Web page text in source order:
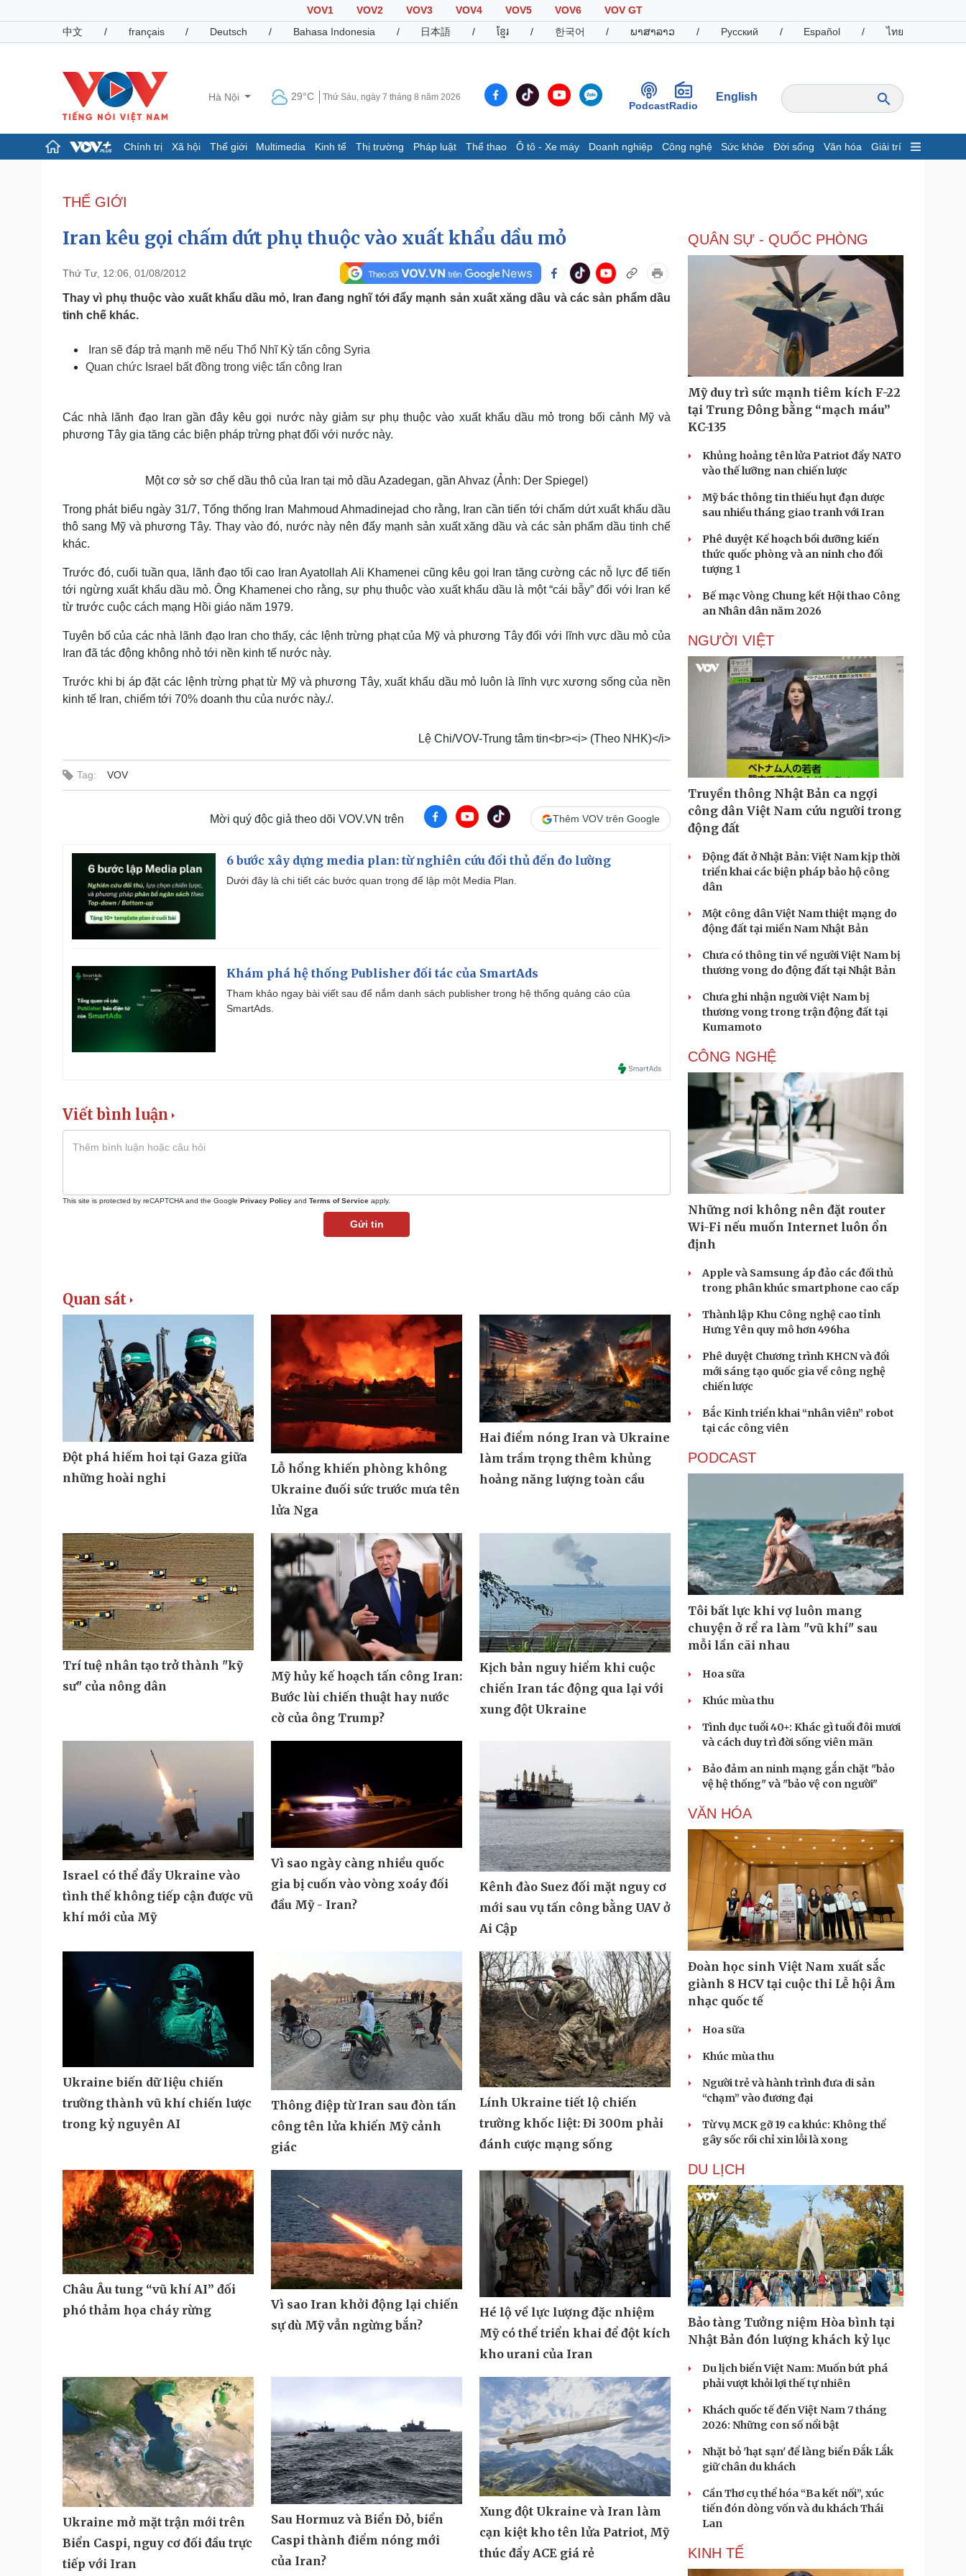
VOV1 VOV2 VOV3 VOV4 VOV5 VOV6
VOV GT
中文
/ français / Deutsch / Bahasa Indonesia / 日本語 / ខ្មែរ / 한국어 / ພາສາລາວ / Русский / Español / ไทย
Hà Nội 29°C Thứ Sáu, ngày 7 tháng 8 năm 2026
PodcastRadio
English
Chính trị Xã hội Thế giới Multimedia Kinh tế Thị trường Pháp luật Thể thao Ô tô - Xe máy Doanh nghiệp Công nghệ Sức khỏe Đời sống Văn hóa Giải trí
Đảng
Tổ chức nhân sự
Nhận diện sự thật
Giáo dục
Dấu ấn VOV
E-Magazine
Infographic
Chứng khoán
Giá cà phê
Pháp luật
Vụ án
Tư vấn luật
Quân sự - Quốc phòng
Phân tích
Thể thao
Thế giới thể thao
Ô tô - Xe máy
Doanh nghiệp
Doanh nghiệp 24h
Công nghệ
Sành điệu
Tin Công nghệ
Trải nghiệm
Chuyển đổi số
Dinh dưỡng - món ngon
Cây thuốc
Phòng mạch online
Ăn sạch sống khỏe
Nhà đẹp
Blog
Sân khấu - Điện ảnh
Văn học
Nghệ sĩ
Tư vấn
Podcast
Câu chuyện thời sự
Cửa sổ tình yêu
Kể chuyện cho bé
Hạt giống tâm hồn
Cải chính
THẾ GIỚI
Iran kêu gọi chấm dứt phụ thuộc vào xuất khẩu dầu mỏ
Thứ Tư, 12:06, 01/08/2012
Thay vì phụ thuộc vào xuất khẩu dầu mỏ, Iran đang nghĩ tới đẩy mạnh sản xuất xăng dầu và các sản phẩm dầu
tinh chế khác.
Iran sẽ đáp trả mạnh mẽ nếu Thổ Nhĩ Kỳ tấn công Syria
Quan chức Israel bất đồng trong việc tấn công Iran
Các nhà lãnh đạo Iran gần đây kêu gọi nước này giảm sự phụ thuộc vào xuất khẩu dầu mỏ trong bối cảnh Mỹ và
phương Tây gia tăng các biện pháp trừng phạt đối với nước này.
Một cơ sở sơ chế dầu thô của Iran tại mỏ dầu Azadegan, gần Ahvaz (Ảnh: Der Spiegel)
Trong phát biểu ngày 31/7, Tổng thống Iran Mahmoud Ahmadinejad cho rằng, Iran cần tiến tới chấm dứt xuất khẩu dầu
thô sang Mỹ và phương Tây. Thay vào đó, nước này nên đẩy mạnh sản xuất xăng dầu và các sản phẩm dầu tinh chế
khác.
Trước đó, cuối tuần qua, lãnh đạo tối cao Iran Ayatollah Ali Khamenei cũng kêu gọi Iran tăng cường các nỗ lực để tiến
tới ngừng xuất khẩu dầu mỏ. Ông Khamenei cho rằng, sự phụ thuộc vào xuất khẩu dầu là một “cái bẫy” đối với Iran kể
từ trước cuộc cách mạng Hồi giáo năm 1979.
Tuyên bố của các nhà lãnh đạo Iran cho thấy, các lệnh trừng phạt của Mỹ và phương Tây đối với lĩnh vực dầu mỏ của
Iran đã tác động không nhỏ tới nền kinh tế nước này.
Trước khi bị áp đặt các lệnh trừng phạt từ Mỹ và phương Tây, xuất khẩu dầu mỏ luôn là lĩnh vực xương sống của nền
kinh tế Iran, chiếm tới 70% doanh thu của nước này./.
Lệ Chi/VOV-Trung tâm tin<br><i> (Theo NHK)</i>
Tag: VOV
Mời quý độc giả theo dõi VOV.VN trên Thêm VOV trên Google
6 bước xây dựng media plan: từ nghiên cứu đối thủ đến đo lường
Dưới đây là chi tiết các bước quan trọng để lập một Media Plan.
Khám phá hệ thống Publisher đối tác của SmartAds
Tham khảo ngay bài viết sau để nắm danh sách publisher trong hệ thống quảng cáo của
SmartAds.
Viết bình luận
This site is protected by reCAPTCHA and the Google Privacy Policy and Terms of Service apply.
Gửi tin
Quan sát
Đột phá hiếm hoi tại Gaza giữa
những hoài nghi
Lỗ hổng khiến phòng không
Ukraine đuối sức trước mưa tên
lửa Nga
Hai điểm nóng Iran và Ukraine
làm trầm trọng thêm khủng
hoảng năng lượng toàn cầu
Trí tuệ nhân tạo trở thành "kỹ
sư" của nông dân
Mỹ hủy kế hoạch tấn công Iran:
Bước lùi chiến thuật hay nước
cờ của ông Trump?
Kịch bản nguy hiểm khi cuộc
chiến Iran tác động qua lại với
xung đột Ukraine
Israel có thể đẩy Ukraine vào
tình thế không tiếp cận được vũ
khí mới của Mỹ
Vì sao ngày càng nhiều quốc
gia bị cuốn vào vòng xoáy đối
đầu Mỹ - Iran?
Kênh đào Suez đối mặt nguy cơ
mới sau vụ tấn công bằng UAV ở
Ai Cập
Ukraine biến dữ liệu chiến
trường thành vũ khí chiến lược
trong kỷ nguyên AI
Thông điệp từ Iran sau đòn tấn
công tên lửa khiến Mỹ cảnh
giác
Lính Ukraine tiết lộ chiến
trường khốc liệt: Đi 300m phải
đánh cược mạng sống
Châu Âu tung “vũ khí AI” đối
phó thảm họa cháy rừng
Vì sao Iran khởi động lại chiến
sự dù Mỹ vẫn ngừng bắn?
Hé lộ về lực lượng đặc nhiệm
Mỹ có thể triển khai để đột kích
kho urani của Iran
Ukraine mở mặt trận mới trên
Biển Caspi, nguy cơ đối đầu trực
tiếp với Iran
Sau Hormuz và Biển Đỏ, biển
Caspi thành điểm nóng mới
của Iran?
Xung đột Ukraine và Iran làm
cạn kiệt kho tên lửa Patriot, Mỹ
thúc đẩy ACE giá rẻ
QUÂN SỰ - QUỐC PHÒNG
Mỹ duy trì sức mạnh tiêm kích F-22
tại Trung Đông bằng “mạch máu”
KC-135
Khủng hoảng tên lửa Patriot đẩy NATO
vào thế lưỡng nan chiến lược
Mỹ bác thông tin thiếu hụt đạn dược
sau nhiều tháng giao tranh với Iran
Phê duyệt Kế hoạch bồi dưỡng kiến
thức quốc phòng và an ninh cho đối
tượng 1
Bế mạc Vòng Chung kết Hội thao Công
an Nhân dân năm 2026
NGƯỜI VIỆT
Truyền thông Nhật Bản ca ngợi
công dân Việt Nam cứu người trong
động đất
Động đất ở Nhật Bản: Việt Nam kịp thời
triển khai các biện pháp bảo hộ công
dân
Một công dân Việt Nam thiệt mạng do
động đất tại miền Nam Nhật Bản
Chưa có thông tin về người Việt Nam bị
thương vong do động đất tại Nhật Bản
Chưa ghi nhận người Việt Nam bị
thương vong trong trận động đất tại
Kumamoto
CÔNG NGHỆ
Những nơi không nên đặt router
Wi-Fi nếu muốn Internet luôn ổn
định
Apple và Samsung áp đảo các đối thủ
trong phân khúc smartphone cao cấp
Thành lập Khu Công nghệ cao tỉnh
Hưng Yên quy mô hơn 496ha
Phê duyệt Chương trình KHCN và đổi
mới sáng tạo quốc gia về công nghệ
chiến lược
Bắc Kinh triển khai “nhân viên” robot
tại các công viên
PODCAST
Tôi bất lực khi vợ luôn mang
chuyện ở rể ra làm "vũ khí" sau
mỗi lần cãi nhau
Hoa sữa
Khúc mùa thu
Tình dục tuổi 40+: Khác gì tuổi đôi mươi
và cách duy trì đời sống viên mãn
Bảo đảm an ninh mạng gắn chặt "bảo
vệ hệ thống" và "bảo vệ con người"
VĂN HÓA
Đoàn học sinh Việt Nam xuất sắc
giành 8 HCV tại cuộc thi Lễ hội Âm
nhạc quốc tế
Hoa sữa
Khúc mùa thu
Người trẻ và hành trình đưa di sản
“chạm” vào đương đại
Từ vụ MCK gỡ 19 ca khúc: Không thể
gây sốc rồi chỉ xin lỗi là xong
DU LỊCH
Bảo tàng Tưởng niệm Hòa bình tại
Nhật Bản đón lượng khách kỷ lục
Du lịch biển Việt Nam: Muốn bứt phá
phải vượt khỏi lợi thế tự nhiên
Khách quốc tế đến Việt Nam 7 tháng
2026: Những con số nổi bật
Nhặt bỏ 'hạt sạn' để làng biển Đắk Lắk
giữ chân du khách
Cần Thơ cụ thể hóa “Ba kết nối”, xúc
tiến đón dòng vốn và du khách Thái
Lan
KINH TẾ